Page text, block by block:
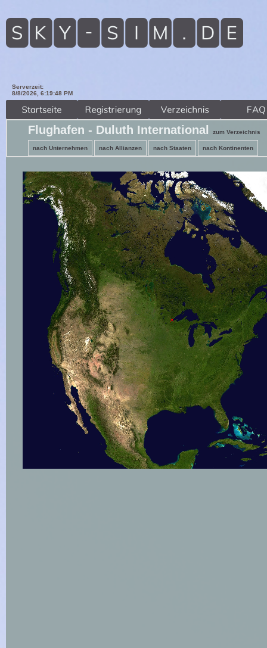
Serverzeit:
8/8/2026, 6:19:50 PM
Flughafen - Duluth International zum Verzeichnis
nach Unternehmen nach Allianzen nach Staaten nach Kontinenten